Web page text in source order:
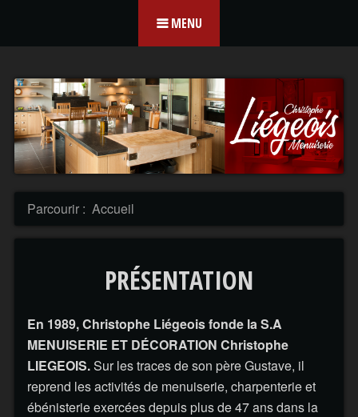
MENU
Parcourir : Accueil
PRÉSENTATION
En 1989, Christophe Liégeois fonde la S.A
MENUISERIE ET DÉCORATION Christophe
LIEGEOIS.Sur les traces de son père Gustave, il
reprend les activités de menuiserie, charpenterie et
ébénisterie exercées depuis plus de 47 ans dans la